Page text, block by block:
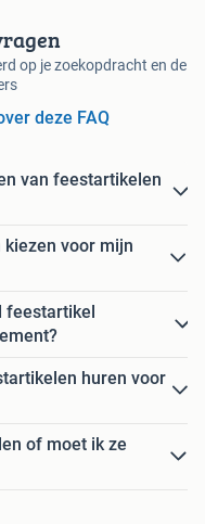
op je zoekopdracht en de
deze FAQ
van feestartikelen
voor mijn
feestartikel
huren voor
of moet ik ze